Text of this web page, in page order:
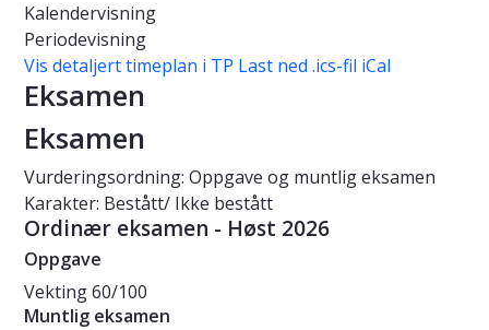
Kalendervisning
Periodevisning
Vis detaljert timeplan i TP Last ned .ics-fil iCal
Eksamen
Eksamen
Vurderingsordning: Oppgave og muntlig eksamen
Karakter: Bestått/ Ikke bestått
Ordinær eksamen - Høst 2026
Oppgave
Vekting60/100
Muntlig eksamen